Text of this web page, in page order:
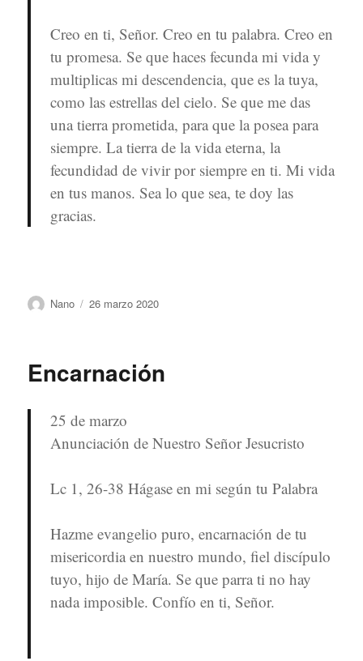
Creo en ti, Señor. Creo en tu palabra. Creo en
tu promesa. Se que haces fecunda mi vida y
multiplicas mi descendencia, que es la tuya,
como las estrellas del cielo. Se que me das
una tierra prometida, para que la posea para
siempre. La tierra de la vida eterna, la
fecundidad de vivir por siempre en ti. Mi vida
en tus manos. Sea lo que sea, te doy las
gracias.
Autor
Nano
Publicado
26 marzo 2020
Encarnación
25 de marzo
Anunciación de Nuestro Señor Jesucristo
Lc 1, 26-38 Hágase en mi según tu Palabra
Hazme evangelio puro, encarnación de tu
misericordia en nuestro mundo, fiel discípulo
tuyo, hijo de María. Se que parra ti no hay
nada imposible. Confío en ti, Señor.